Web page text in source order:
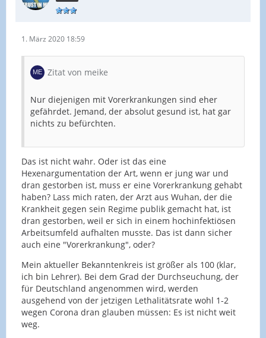
1. März 2020 18:59
Zitat von meike
Nur diejenigen mit Vorerkrankungen sind eher
gefährdet. Jemand, der absolut gesund ist, hat gar
nichts zu befürchten.
Das ist nicht wahr. Oder ist das eine
Hexenargumentation der Art, wenn er jung war und
dran gestorben ist, muss er eine Vorerkrankung gehabt
haben? Lass mich raten, der Arzt aus Wuhan, der die
Krankheit gegen sein Regime publik gemacht hat, ist
dran gestorben, weil er sich in einem hochinfektiösen
Arbeitsumfeld aufhalten musste. Das ist dann sicher
auch eine "Vorerkrankung", oder?
Mein aktueller Bekanntenkreis ist größer als 100 (klar,
ich bin Lehrer). Bei dem Grad der Durchseuchung, der
für Deutschland angenommen wird, werden
ausgehend von der jetzigen Lethalitätsrate wohl 1-2
wegen Corona dran glauben müssen: Es ist nicht weit
weg.